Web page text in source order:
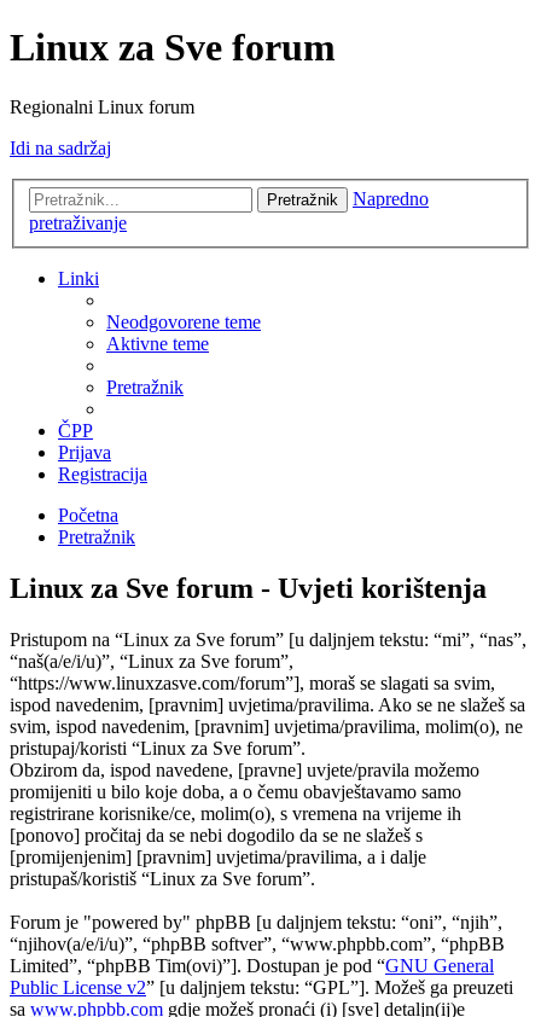
Linux za Sve forum
Regionalni Linux forum
Idi na sadržaj
Pretražnik
Napredno
pretraživanje
Linki
Neodgovorene teme
Aktivne teme
Pretražnik
ČPP
Prijava
Registracija
Početna
Pretražnik
Linux za Sve forum - Uvjeti korištenja
Pristupom na “Linux za Sve forum” [u daljnjem tekstu: “mi”, “nas”,
“naš(a/e/i/u)”, “Linux za Sve forum”,
“https://www.linuxzasve.com/forum”], moraš se slagati sa svim,
ispod navedenim, [pravnim] uvjetima/pravilima. Ako se ne slažeš sa
svim, ispod navedenim, [pravnim] uvjetima/pravilima, molim(o), ne
pristupaj/koristi “Linux za Sve forum”.
Obzirom da, ispod navedene, [pravne] uvjete/pravila možemo
promijeniti u bilo koje doba, a o čemu obavještavamo samo
registrirane korisnike/ce, molim(o), s vremena na vrijeme ih
[ponovo] pročitaj da se nebi dogodilo da se ne slažeš s
[promijenjenim] [pravnim] uvjetima/pravilima, a i dalje
pristupaš/koristiš “Linux za Sve forum”.
Forum je "powered by" phpBB [u daljnjem tekstu: “oni”, “njih”,
“njihov(a/e/i/u)”, “phpBB softver”, “www.phpbb.com”, “phpBB
Limited”, “phpBB Tim(ovi)”]. Dostupan je pod “GNU General
Public License v2” [u daljnjem tekstu: “GPL”]. Možeš ga preuzeti
sa www.phpbb.com gdje možeš pronaći (i) [sve] detaljn(ij)e